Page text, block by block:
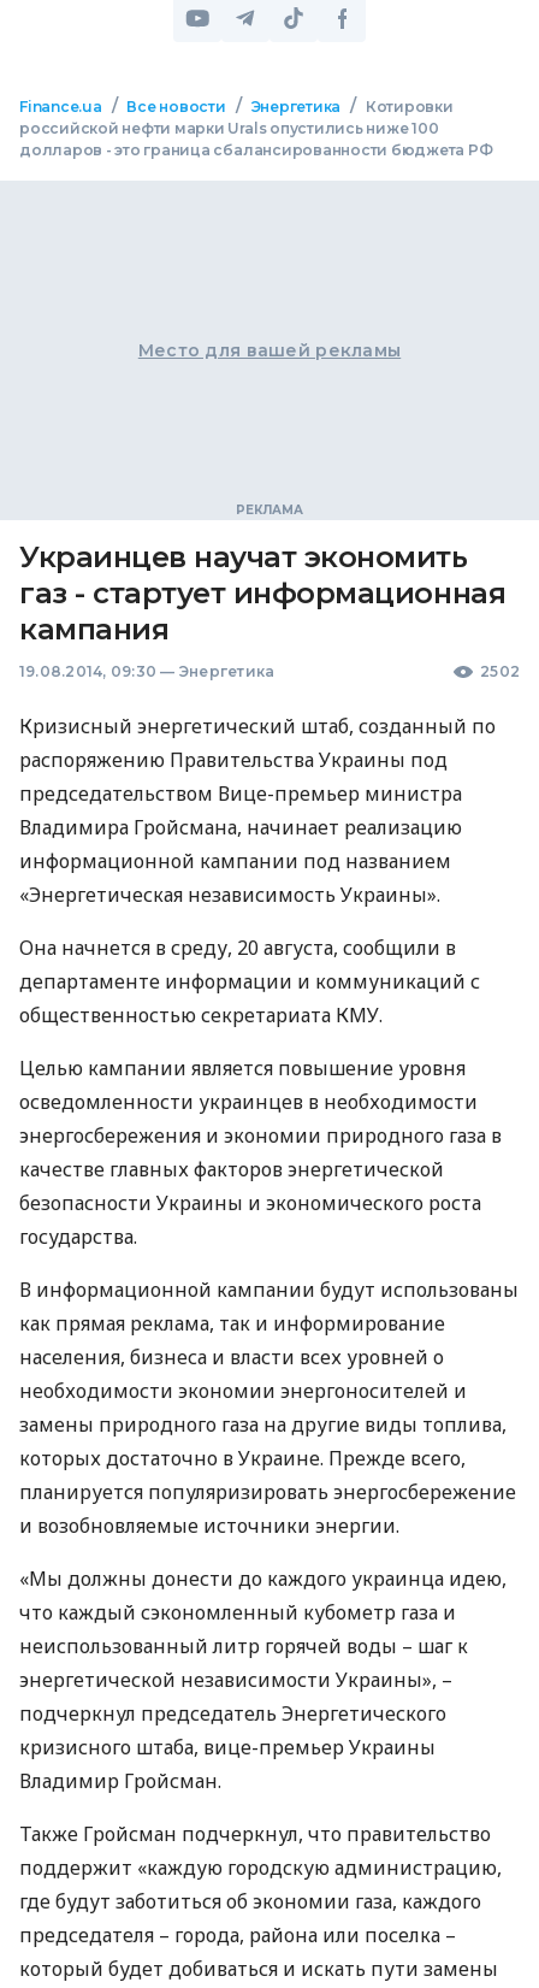
Finance.ua / Все новости / Энергетика /
Котировки
российской нефти марки Urals опустились ниже 100
долларов - это граница сбалансированности бюджета РФ
Место для вашей рекламы
Украинцев научат экономить
газ - стартует информационная
кампания
19.08.2014, 09:30 — Энергетика 2502
Кризисный энергетический штаб, созданный по
распоряжению Правительства Украины под
председательством Вице-премьер министра
Владимира Гройсмана, начинает реализацию
информационной кампании под названием
«Энергетическая независимость Украины».
Она начнется в среду, 20 августа, сообщили в
департаменте информации и коммуникаций с
общественностью секретариата КМУ.
Целью кампании является повышение уровня
осведомленности украинцев в необходимости
энергосбережения и экономии природного газа в
качестве главных факторов энергетической
безопасности Украины и экономического роста
государства.
В информационной кампании будут использованы
как прямая реклама, так и информирование
населения, бизнеса и власти всех уровней о
необходимости экономии энергоносителей и
замены природного газа на другие виды топлива,
которых достаточно в Украине. Прежде всего,
планируется популяризировать энергосбережение
и возобновляемые источники энергии.
«Мы должны донести до каждого украинца идею,
что каждый сэкономленный кубометр газа и
неиспользованный литр горячей воды – шаг к
энергетической независимости Украины», –
подчеркнул председатель Энергетического
кризисного штаба, вице-премьер Украины
Владимир Гройсман.
Также Гройсман подчеркнул, что правительство
поддержит «каждую городскую администрацию,
где будут заботиться об экономии газа, каждого
председателя – города, района или поселка –
который будет добиваться и искать пути замены